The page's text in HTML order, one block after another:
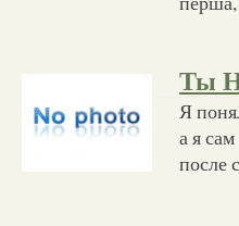
Ты
Я
а я
после